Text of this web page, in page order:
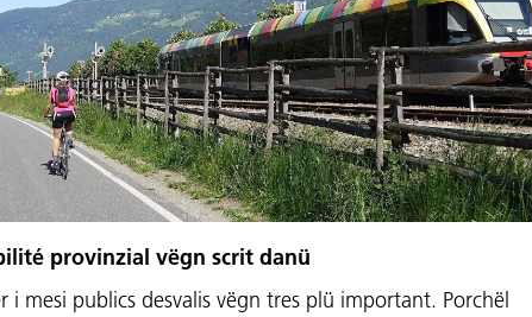
provinzial vëgn scrit danü
i mesi publics desvalis vëgn tres plü important. Porchël